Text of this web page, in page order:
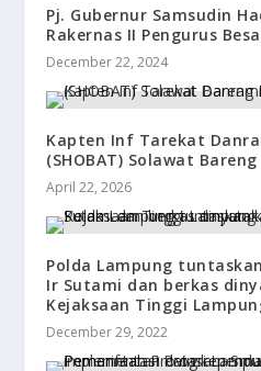
Pj. Gubernur Samsudin
Rakernas II Pengurus
December 22, 2024
Kapten Inf Tarekat
(SHOBAT) Solawat
April 22, 2026
Polda Lampung
Ir Sutami dan berkas
Kejaksaan Tinggi
December 29, 2022